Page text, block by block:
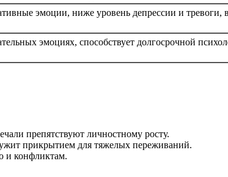
эмоции, ниже уровень депрессии и тревоги,
эмоциях, способствует долгосрочной
препятствуют личностному росту.
прикрытием для тяжелых переживаний.
и конфликтам.